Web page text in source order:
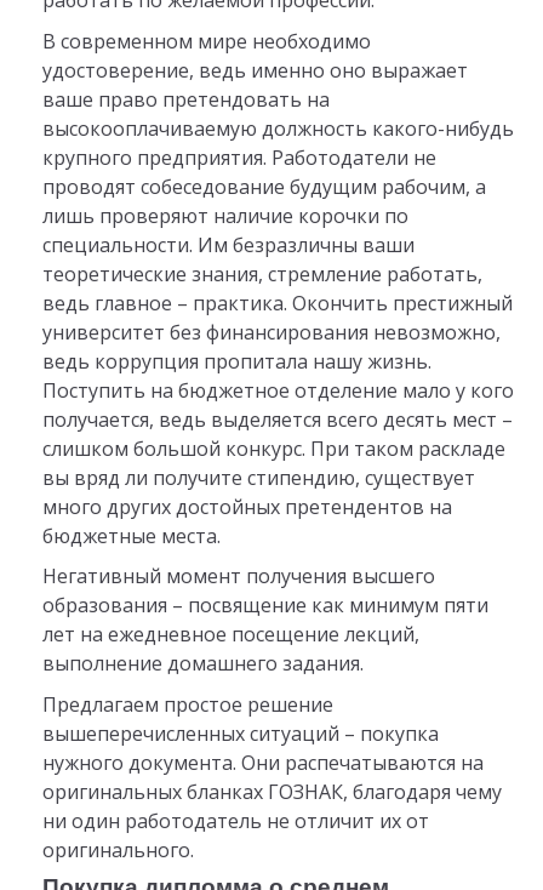
В современном мире необходимо
удостоверение, ведь именно оно выражает
ваше право претендовать на
высокооплачиваемую должность какого-нибудь
крупного предприятия. Работодатели не
проводят собеседование будущим рабочим, а
лишь проверяют наличие корочки по
специальности. Им безразличны ваши
теоретические знания, стремление работать,
ведь главное – практика. Окончить престижный
университет без финансирования невозможно,
ведь коррупция пропитала нашу жизнь.
Поступить на бюджетное отделение мало у кого
получается, ведь выделяется всего десять мест –
слишком большой конкурс. При таком раскладе
вы вряд ли получите стипендию, существует
много других достойных претендентов на
бюджетные места.
Негативный момент получения высшего
образования – посвящение как минимум пяти
лет на ежедневное посещение лекций,
выполнение домашнего задания.
Предлагаем простое решение
вышеперечисленных ситуаций – покупка
нужного документа. Они распечатываются на
оригинальных бланках ГОЗНАК, благодаря чему
ни один работодатель не отличит их от
оригинального.